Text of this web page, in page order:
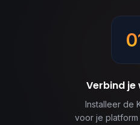
Verbind je
Installeer de
voor je